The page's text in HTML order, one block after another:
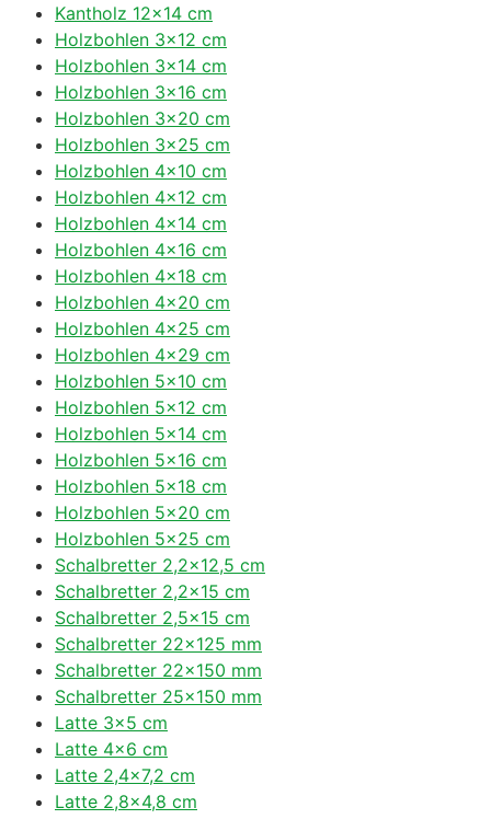
Kantholz 12×14 cm
Holzbohlen 3×12 cm
Holzbohlen 3×14 cm
Holzbohlen 3×16 cm
Holzbohlen 3×20 cm
Holzbohlen 3×25 cm
Holzbohlen 4×10 cm
Holzbohlen 4×12 cm
Holzbohlen 4×14 cm
Holzbohlen 4×16 cm
Holzbohlen 4×18 cm
Holzbohlen 4×20 cm
Holzbohlen 4×25 cm
Holzbohlen 4×29 cm
Holzbohlen 5×10 cm
Holzbohlen 5×12 cm
Holzbohlen 5×14 cm
Holzbohlen 5×16 cm
Holzbohlen 5×18 cm
Holzbohlen 5×20 cm
Holzbohlen 5×25 cm
Schalbretter 2,2×12,5 cm
Schalbretter 2,2×15 cm
Schalbretter 2,5×15 cm
Schalbretter 22×125 mm
Schalbretter 22×150 mm
Schalbretter 25×150 mm
Latte 3×5 cm
Latte 4×6 cm
Latte 2,4×7,2 cm
Latte 2,8×4,8 cm